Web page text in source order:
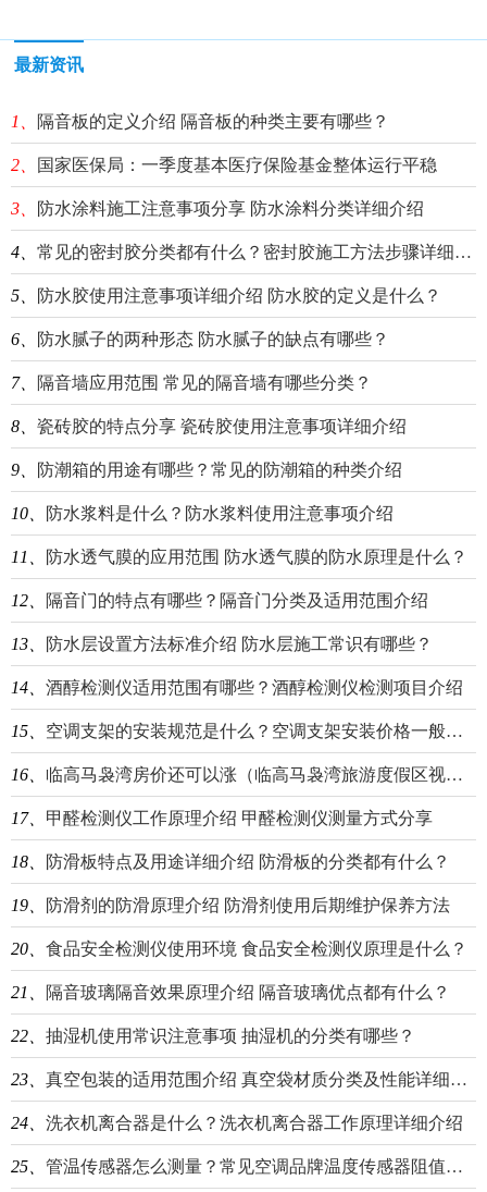
最新资讯
1、 隔音板的定义介绍 隔音板的种类主要有哪些？
2、 国家医保局：一季度基本医疗保险基金整体运行平稳
3、 防水涂料施工注意事项分享 防水涂料分类详细介绍
4、 常见的密封胶分类都有什么？密封胶施工方法步骤详细介绍
5、 防水胶使用注意事项详细介绍 防水胶的定义是什么？
6、 防水腻子的两种形态 防水腻子的缺点有哪些？
7、 隔音墙应用范围 常见的隔音墙有哪些分类？
8、 瓷砖胶的特点分享 瓷砖胶使用注意事项详细介绍
9、 防潮箱的用途有哪些？常见的防潮箱的种类介绍
10、 防水浆料是什么？防水浆料使用注意事项介绍
11、 防水透气膜的应用范围 防水透气膜的防水原理是什么？
12、 隔音门的特点有哪些？隔音门分类及适用范围介绍
13、 防水层设置方法标准介绍 防水层施工常识有哪些？
14、 酒醇检测仪适用范围有哪些？酒醇检测仪检测项目介绍
15、 空调支架的安装规范是什么？空调支架安装价格一般是多少？
16、 临高马袅湾房价还可以涨（临高马袅湾旅游度假区视频）
17、 甲醛检测仪工作原理介绍 甲醛检测仪测量方式分享
18、 防滑板特点及用途详细介绍 防滑板的分类都有什么？
19、 防滑剂的防滑原理介绍 防滑剂使用后期维护保养方法
20、 食品安全检测仪使用环境 食品安全检测仪原理是什么？
21、 隔音玻璃隔音效果原理介绍 隔音玻璃优点都有什么？
22、 抽湿机使用常识注意事项 抽湿机的分类有哪些？
23、 真空包装的适用范围介绍 真空袋材质分类及性能详细介绍
24、 洗衣机离合器是什么？洗衣机离合器工作原理详细介绍
25、 管温传感器怎么测量？常见空调品牌温度传感器阻值介绍